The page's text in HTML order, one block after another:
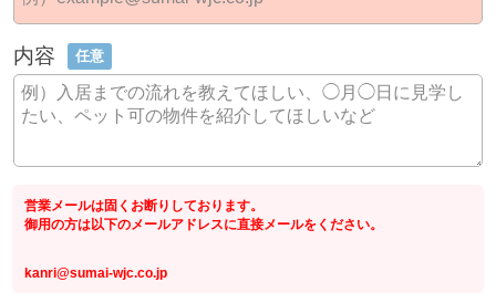
内容 任意
営業メールは固くお断りしております。
御用の方は以下のメールアドレスに直接メールをください。
kanri@sumai-wjc.co.jp